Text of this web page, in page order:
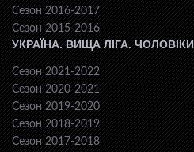
Сезон 2016-2017
Сезон 2015-2016
УКРАЇНА. ВИЩА ЛІГА. ЧОЛОВІКИ
Сезон 2021-2022
Сезон 2020-2021
Сезон 2019-2020
Сезон 2018-2019
Сезон 2017-2018